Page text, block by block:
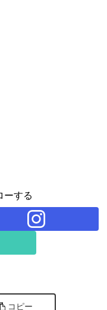
ーする
コピー